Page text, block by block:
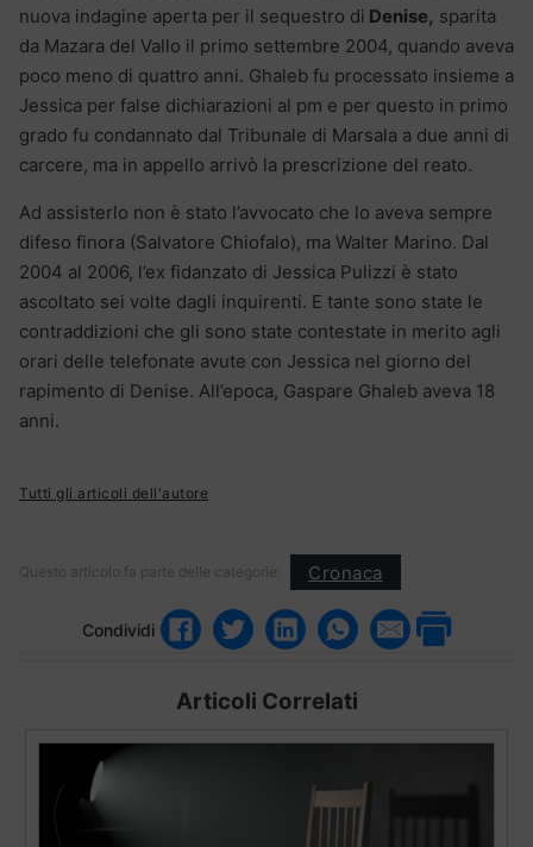
nuova indagine aperta per il sequestro di Denise, sparita
da Mazara del Vallo il primo settembre 2004, quando aveva
poco meno di quattro anni. Ghaleb fu processato insieme a
Jessica per false dichiarazioni al pm e per questo in primo
grado fu condannato dal Tribunale di Marsala a due anni di
carcere, ma in appello arrivò la prescrizione del reato.
Ad assisterlo non è stato l’avvocato che lo aveva sempre
difeso finora (Salvatore Chiofalo), ma Walter Marino. Dal
2004 al 2006, l’ex fidanzato di Jessica Pulizzi è stato
ascoltato sei volte dagli inquirenti. E tante sono state le
contraddizioni che gli sono state contestate in merito agli
orari delle telefonate avute con Jessica nel giorno del
rapimento di Denise. All’epoca, Gaspare Ghaleb aveva 18
anni.
Tutti gli articoli dell'autore
Questo articolo fa parte delle categorie: Cronaca
Condividi
Articoli Correlati